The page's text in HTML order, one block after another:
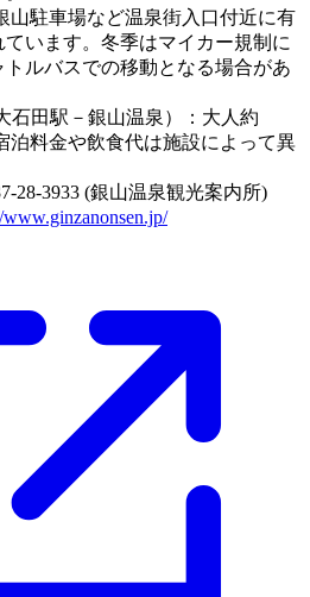
山駐車場など温泉街入口付近に有
います。冬季はマイカー規制に
ルバスでの移動となる場合があ
石田駅－銀山温泉）：大人約
泊料金や飲食代は施設によって異
28-3933 (銀山温泉観光案内所)
www.ginzanonsen.jp/